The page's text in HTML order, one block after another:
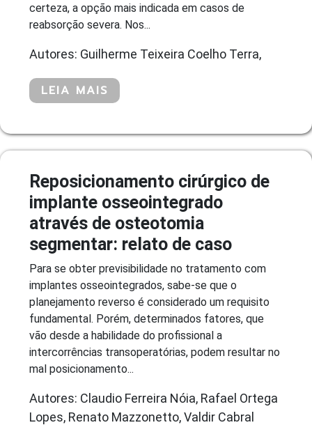
certeza, a opção mais indicada em casos de
reabsorção severa. Nos...
Autores: Guilherme Teixeira Coelho Terra,
LEIA MAIS
Reposicionamento cirúrgico de
implante osseointegrado
através de osteotomia
segmentar: relato de caso
Para se obter previsibilidade no tratamento com
implantes osseointegrados, sabe-se que o
planejamento reverso é considerado um requisito
fundamental. Porém, determinados fatores, que
vão desde a habilidade do profissional a
intercorrências transoperatórias, podem resultar no
mal posicionamento...
Autores: Claudio Ferreira Nóia, Rafael Ortega
Lopes, Renato Mazzonetto, Valdir Cabral